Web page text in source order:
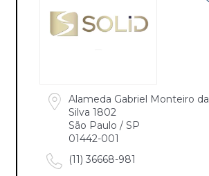
Alameda Gabriel Monteiro da
Silva 1802
São Paulo / SP
01442-001
(11) 36668-981